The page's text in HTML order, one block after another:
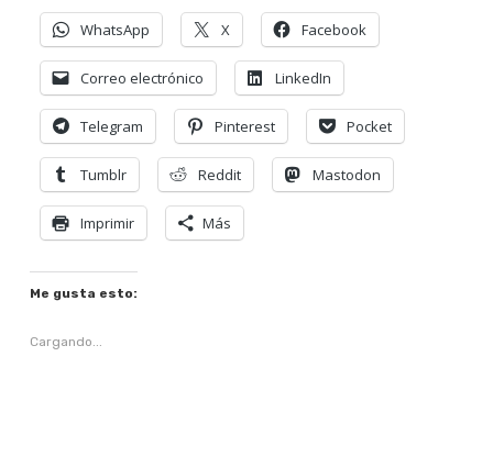
WhatsApp X Facebook
Correo electrónico LinkedIn
Telegram Pinterest Pocket
Tumblr Reddit Mastodon
Imprimir Más
Me gusta esto:
Cargando...